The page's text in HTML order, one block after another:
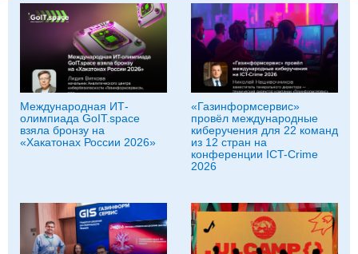
Международная ИТ-
олимпиада GoIT.space
взяла бронзу на
«Хакатонах России 2026»
«Газинформсервис»
провёл международные
киберучения для 22 команд
из 12 стран на
конференции ICT-Crime
2026